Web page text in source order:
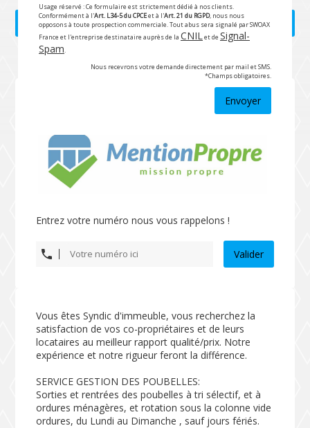
Usage réservé : Ce formulaire est strictement dédié à nos clients.
Conformément à l'Art. L34-5 du CPCEet à l'Art. 21 du RGPD, nous nous
opposons à toute prospection commerciale. Tout abus sera signalé par SWOAX
France et l'entreprise destinataire auprès de la CNILet de Signal-
Spam.
Nous recevrons votre demande directement par mail et SMS.
*Champs obligatoires.
Envoyer
Entrez votre numéro nous vous rappelons !
Valider
Rubrique précédente Rubrique suivante
Vous êtes Syndic d'immeuble, vous recherchez la
satisfaction de vos co-propriétaires et de leurs
locataires au meilleur rapport qualité/prix. Notre
expérience et notre rigueur feront la différence.
SERVICE GESTION DES POUBELLES:
Sorties et rentrées des poubelles à tri sélectif, et à
ordures ménagères, et rotation sous la colonne vide
ordures, du Lundi au Dimanche , sauf jours fériés.